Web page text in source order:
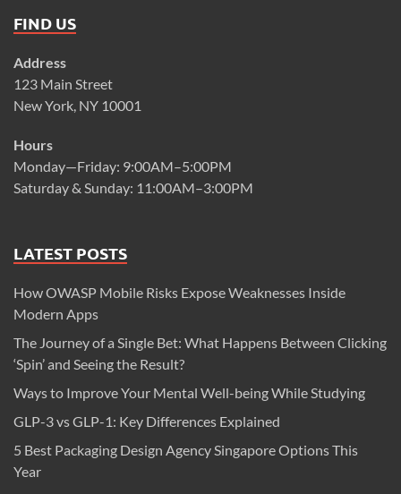
FIND US
Address
123 Main Street
New York, NY 10001
Hours
Monday—Friday: 9:00AM–5:00PM
Saturday & Sunday: 11:00AM–3:00PM
LATEST POSTS
How OWASP Mobile Risks Expose Weaknesses Inside
Modern Apps
The Journey of a Single Bet: What Happens Between Clicking
‘Spin’ and Seeing the Result?
Ways to Improve Your Mental Well-being While Studying
GLP-3 vs GLP-1: Key Differences Explained
5 Best Packaging Design Agency Singapore Options This
Year